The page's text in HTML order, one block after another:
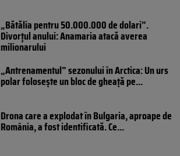
„Bătălia pentru 50.000.000 de dolari”.
Divorțul anului: Anamaria atacă averea
milionarului
„Antrenamentul” sezonului în Arctica: Un urs
polar folosește un bloc de gheață pe...
Drona care a explodat în Bulgaria, aproape de
România, a fost identificată. Ce...